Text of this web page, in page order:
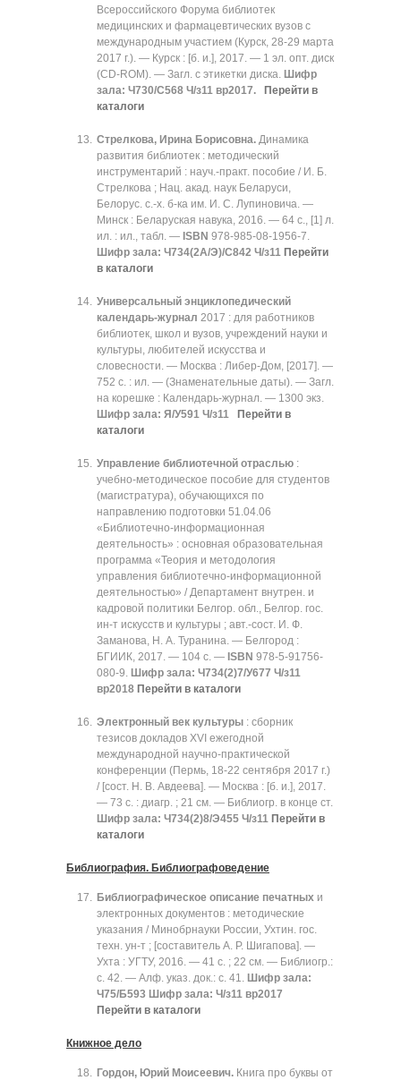
Всероссийского Форума библиотек
медицинских и фармацевтических вузов с
международным участием (Курск, 28-29 марта
2017 г.). — Курск : [б. и.], 2017. — 1 эл. опт. диск
(CD-ROM). — Загл. с этикетки диска. Шифр
зала: Ч730/С568 Ч/з11 вр2017.
Перейти в
каталоги
Стрелкова, Ирина Борисовна. Динамика
развития библиотек : методический
инструментарий : науч.-практ. пособие / И. Б.
Стрелкова ; Нац. акад. наук Беларуси,
Белорус. с.-х. б-ка им. И. С. Лупиновича. —
Минск : Беларуская навука, 2016. — 64 с., [1] л.
ил. : ил., табл. — ISBN 978-985-08-1956-7.
Шифр зала: Ч734(2А/Э)/С842 Ч/з11 Перейти
в каталоги
Универсальный энциклопедический
календарь-журнал 2017 : для работников
библиотек, школ и вузов, учреждений науки и
культуры, любителей искусства и
словесности. — Москва : Либер-Дом, [2017]. —
752 с. : ил. — (Знаменательные даты). — Загл.
на корешке : Календарь-журнал. — 1300 экз.
Шифр зала: Я/У591 Ч/з11
Перейти в
каталоги
Управление библиотечной отраслью :
учебно-методическое пособие для студентов
(магистратура), обучающихся по
направлению подготовки 51.04.06
«Библиотечно-информационная
деятельность» : основная образовательная
программа «Теория и методология
управления библиотечно-информационной
деятельностью» / Департамент внутрен. и
кадровой политики Белгор. обл., Белгор. гос.
ин-т искусств и культуры ; авт.-сост. И. Ф.
Заманова, Н. А. Туранина. — Белгород :
БГИИК, 2017. — 104 с. — ISBN 978-5-91756-
080-9. Шифр зала: Ч734(2)7/У677 Ч/з11
вр2018 Перейти в каталоги
Электронный век культуры : сборник
тезисов докладов XVI ежегодной
международной научно-практической
конференции (Пермь, 18-22 сентября 2017 г.)
/ [сост. Н. В. Авдеева]. — Москва : [б. и.], 2017.
— 73 с. : диагр. ; 21 см. — Библиогр. в конце ст.
Шифр зала: Ч734(2)8/Э455 Ч/з11 Перейти в
каталоги
Библиография. Библиографоведение
Библиографическое описание печатных и
электронных документов : методические
указания / Минобрнауки России, Ухтин. гос.
техн. ун-т ; [составитель А. Р. Шигапова]. —
Ухта : УГТУ, 2016. — 41 с. ; 22 см. — Библиогр.:
с. 42. — Алф. указ. док.: с. 41. Шифр зала:
Ч75/Б593 Шифр зала: Ч/з11 вр2017
Перейти в каталоги
Книжное дело
Гордон, Юрий Моисеевич. Книга про буквы от